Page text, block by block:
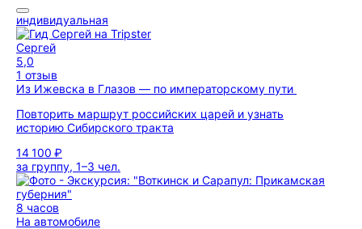
индивидуальная
Сергей
5,0
1 отзыв
Из Ижевска в Глазов — по императорскому пути
Повторить маршрут российских царей и узнать
историю Сибирского тракта
14 100 ₽
за группу, 1–3 чел.
8 часов
На автомобиле